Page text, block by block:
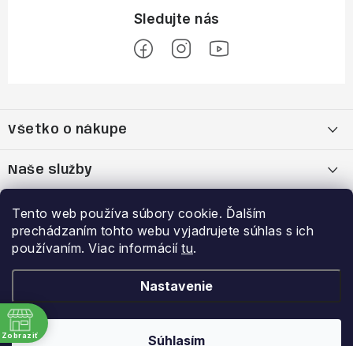
Tento web používa súbory cookie. Ďalším
prechádzaním tohto webu vyjadrujete súhlas s ich
používaním. Viac informácií tu.
Nastavenie
Súhlasím
p
ä
t
Všetko o nákupe
OBCHODNÉ PODMIENKY
Zásady spracovania a ochrany osobných údajov
Reklamačný poriadok
Naše služby
Bootfitting - Tvarovanie Lyžiarok v Nitre
Dynamická analýza chodidla
Požičovňa lyží
Výhody a zľavy
Garancia najnižšej ceny
Prihlásenie
Belda.sk . Všetky práva vyhradené.
Zobraziť